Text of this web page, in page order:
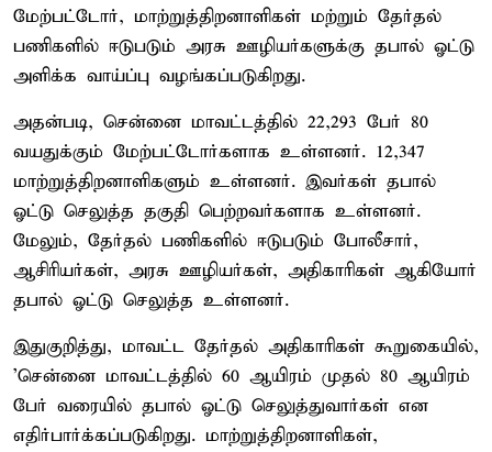
மேற்பட்டோர், மாற்றுத்திறனாளிகள் மற்றும் தேர்தல்
பணிகளில் ஈடுபடும் அரசு ஊழியர்களுக்கு தபால் ஓட்டு
அளிக்க வாய்ப்பு வழங்கப்படுகிறது.
அதன்படி, சென்னை மாவட்டத்தில் 22,293 பேர் 80
வயதுக்கும் மேற்பட்டோர்களாக உள்ளனர். 12,347
மாற்றுத்திறனாளிகளும் உள்ளனர். இவர்கள் தபால்
ஓட்டு செலுத்த தகுதி பெற்றவர்களாக உள்ளனர்.
மேலும், தேர்தல் பணிகளில் ஈடுபடும் போலீசார்,
ஆசிரியர்கள், அரசு ஊழியர்கள், அதிகாரிகள் ஆகியோர்
தபால் ஓட்டு செலுத்த உள்ளனர்.
இதுகுறித்து, மாவட்ட தேர்தல் அதிகாரிகள் கூறுகையில்,
'சென்னை மாவட்டத்தில் 60 ஆயிரம் முதல் 80 ஆயிரம்
பேர் வரையில் தபால் ஓட்டு செலுத்துவார்கள் என
எதிர்பார்க்கப்படுகிறது. மாற்றுத்திறனாளிகள்,